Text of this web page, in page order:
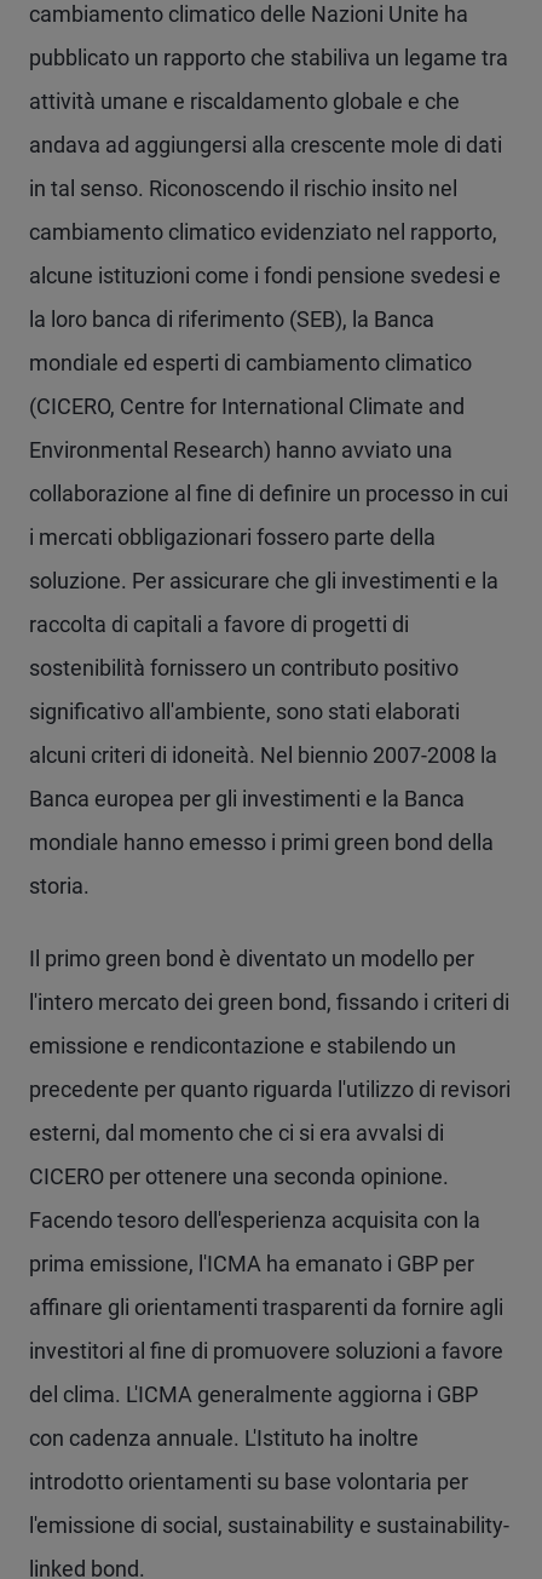
cambiamento climatico delle Nazioni Unite ha
pubblicato un rapporto che stabiliva un legame tra
attività umane e riscaldamento globale e che
andava ad aggiungersi alla crescente mole di dati
in tal senso. Riconoscendo il rischio insito nel
cambiamento climatico evidenziato nel rapporto,
alcune istituzioni come i fondi pensione svedesi e
la loro banca di riferimento (SEB), la Banca
mondiale ed esperti di cambiamento climatico
(CICERO, Centre for International Climate and
Environmental Research) hanno avviato una
collaborazione al fine di definire un processo in cui
i mercati obbligazionari fossero parte della
soluzione. Per assicurare che gli investimenti e la
raccolta di capitali a favore di progetti di
sostenibilità fornissero un contributo positivo
significativo all'ambiente, sono stati elaborati
alcuni criteri di idoneità. Nel biennio 2007-2008 la
Banca europea per gli investimenti e la Banca
mondiale hanno emesso i primi green bond della
storia.
Il primo green bond è diventato un modello per
l'intero mercato dei green bond, fissando i criteri di
emissione e rendicontazione e stabilendo un
precedente per quanto riguarda l'utilizzo di revisori
esterni, dal momento che ci si era avvalsi di
CICERO per ottenere una seconda opinione.
Facendo tesoro dell'esperienza acquisita con la
prima emissione, l'ICMA ha emanato i GBP per
affinare gli orientamenti trasparenti da fornire agli
investitori al fine di promuovere soluzioni a favore
del clima. L'ICMA generalmente aggiorna i GBP
con cadenza annuale. L'Istituto ha inoltre
introdotto orientamenti su base volontaria per
l'emissione di social, sustainability e sustainability-
linked bond.